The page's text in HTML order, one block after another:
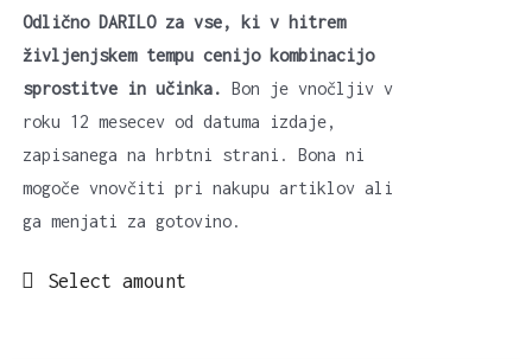
Odlično DARILO za vse, ki v hitrem
življenjskem tempu cenijo kombinacijo
sprostitve in učinka. Bon je vnočljiv v
roku 12 mesecev od datuma izdaje,
zapisanega na hrbtni strani. Bona ni
mogoče vnovčiti pri nakupu artiklov ali
ga menjati za gotovino.
Select amount